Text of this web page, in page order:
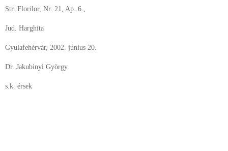
Str. Florilor, Nr. 21, Ap. 6.,
Jud. Harghita
Gyulafehérvár, 2002. június 20.
Dr. Jakubinyi György
s.k. érsek